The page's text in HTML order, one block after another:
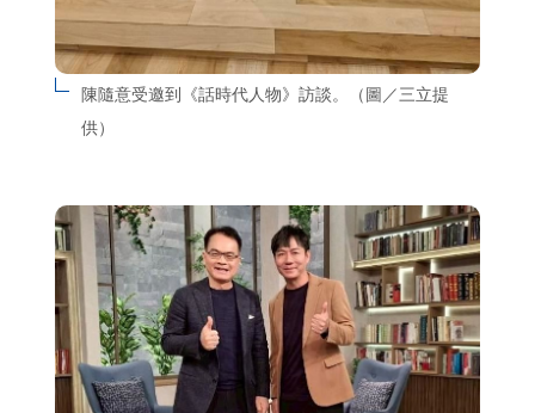
陳隨意受邀到《話時代人物》訪談。（圖／三立提
供）